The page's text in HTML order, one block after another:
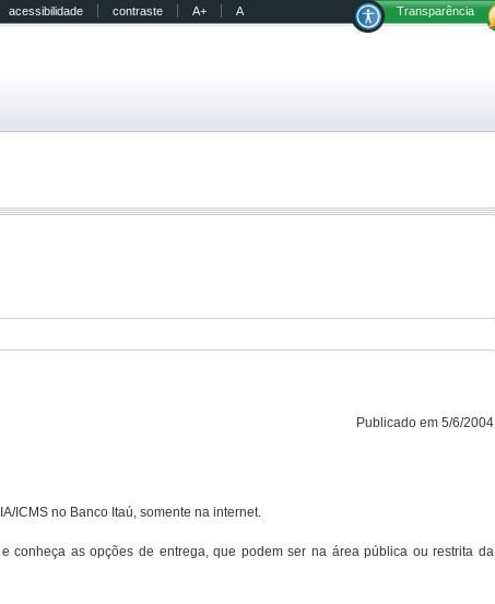
acessibilidade contraste A+ A Transparência
Publicado em 5/6/2004
ICMS no Banco Itaú, somente na internet.
e conheça as opções de entrega, que podem ser na área pública ou restrita da